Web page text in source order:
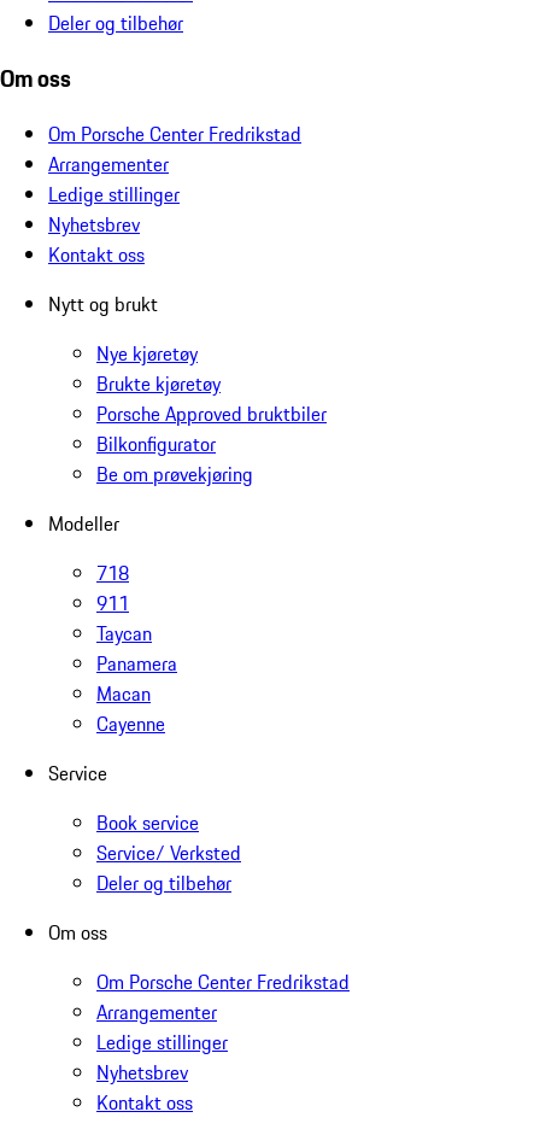
Deler og tilbehør
Om oss
Om Porsche Center Fredrikstad
Arrangementer
Ledige stillinger
Nyhetsbrev
Kontakt oss
Nytt og brukt
Nye kjøretøy
Brukte kjøretøy
Porsche Approved bruktbiler
Bilkonfigurator
Be om prøvekjøring
Modeller
718
911
Taycan
Panamera
Macan
Cayenne
Service
Book service
Service/ Verksted
Deler og tilbehør
Om oss
Om Porsche Center Fredrikstad
Arrangementer
Ledige stillinger
Nyhetsbrev
Kontakt oss